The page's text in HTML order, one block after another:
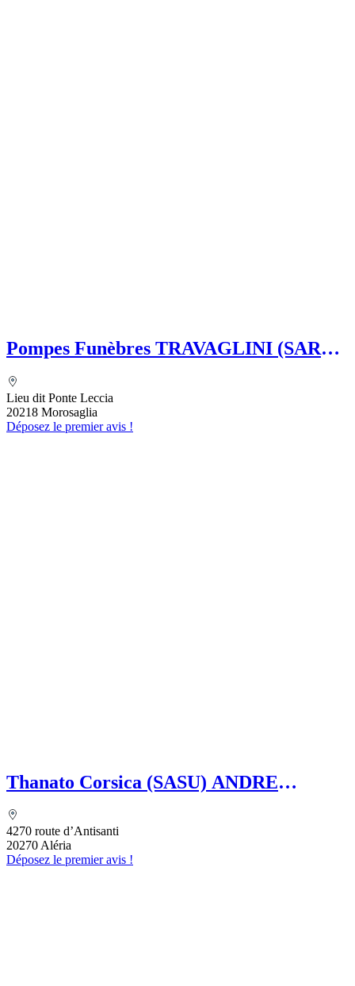
Pompes Funèbres TRAVAGLINI (SARL)
secondaire Grégoire TRAVAGLINI
Lieu dit Ponte Leccia
20218 Morosaglia
Déposez le premier avis !
Thanato Corsica (SASU) ANDRE
4270 route d’Antisanti
20270 Aléria
Déposez le premier avis !